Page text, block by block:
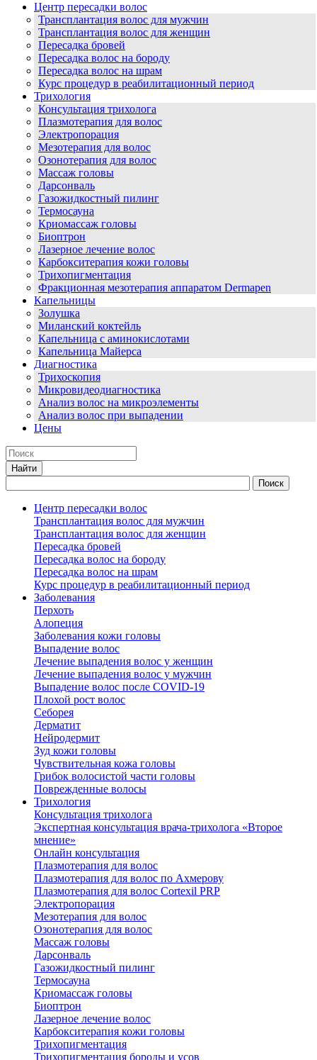
Центр пересадки волос
Трансплантация волос для мужчин
Трансплантация волос для женщин
Пересадка бровей
Пересадка волос на бороду
Пересадка волос на шрам
Курс процедур в реабилитационный период
Трихология
Консультация трихолога
Плазмотерапия для волос
Электропорация
Мезотерапия для волос
Озонотерапия для волос
Массаж головы
Дарсонваль
Газожидкостный пилинг
Термосауна
Криомассаж головы
Биоптрон
Лазерное лечение волос
Карбокситерапия кожи головы
Трихопигментация
Фракционная мезотерапия аппаратом Dermapen
Капельницы
Золушка
Миланский коктейль
Капельница с аминокислотами
Капельница Майерса
Диагностика
Трихоскопия
Микровидеодиагностика
Анализ волос на микроэлементы
Анализ волос при выпадении
Цены
Центр пересадки волос
Трансплантация волос для мужчин
Трансплантация волос для женщин
Пересадка бровей
Пересадка волос на бороду
Пересадка волос на шрам
Курс процедур в реабилитационный период
Заболевания
Перхоть
Алопеция
Заболевания кожи головы
Выпадение волос
Лечение выпадения волос у женщин
Лечение выпадения волос у мужчин
Выпадение волос после COVID-19
Плохой рост волос
Cеборея
Дерматит
Нейродермит
Зуд кожи головы
Чувствительная кожа головы
Грибок волосистой части головы
Поврежденные волосы
Трихология
Консультация трихолога
Экспертная консультация врача-трихолога «Второе
мнение»
Онлайн консультация
Плазмотерапия для волос
Плазмотерапия для волос по Ахмерову
Плазмотерапия для волос Cortexil PRP
Электропорация
Мезотерапия для волос
Озонотерапия для волос
Массаж головы
Дарсонваль
Газожидкостный пилинг
Термосауна
Криомассаж головы
Биоптрон
Лазерное лечение волос
Карбокситерапия кожи головы
Трихопигментация
Трихопигментация бороды и усов